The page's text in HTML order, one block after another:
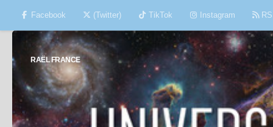
Skip to content
Facebook (Twitter) TikTok Instagram
RAËL FRANCE